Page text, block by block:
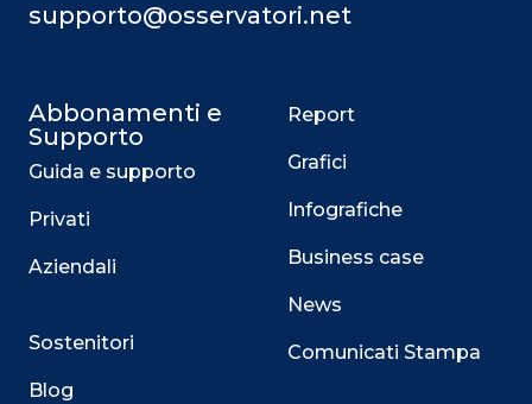
supporto@osservatori.net
Abbonamenti e
Supporto
Guida e supporto
Privati
Aziendali
Sostenitori
Blog
Report
Grafici
Infografiche
Business case
News
Comunicati Stampa